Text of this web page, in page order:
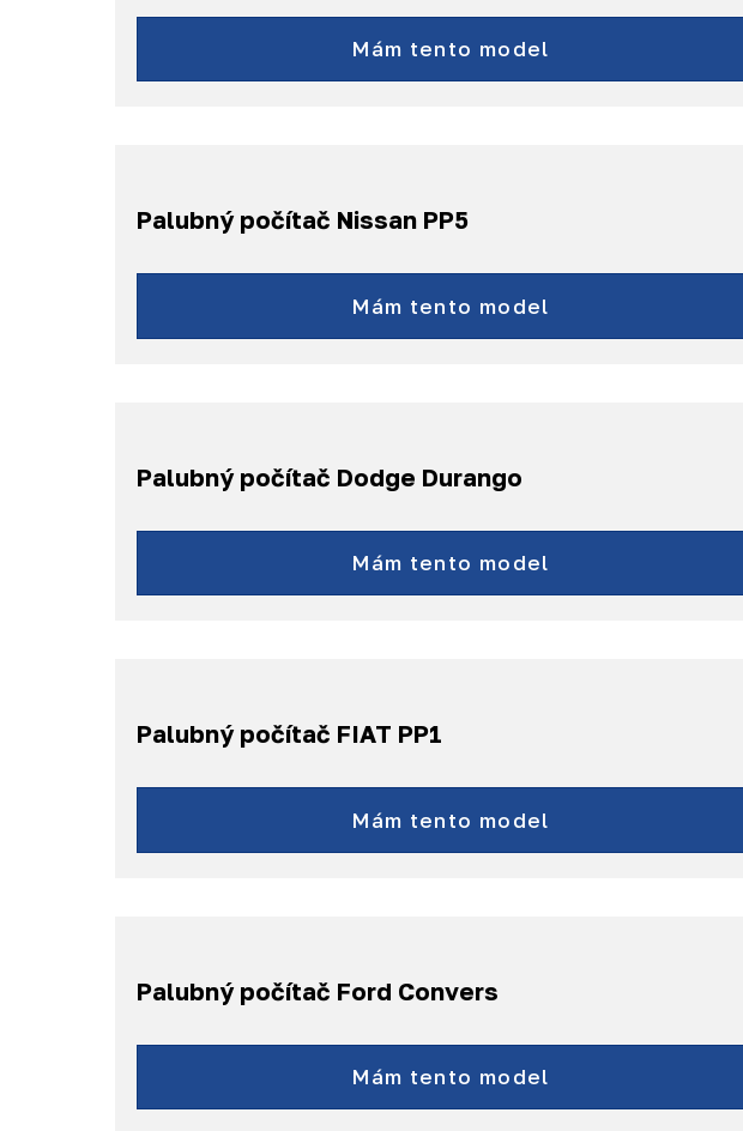
Boxer
a ďalšie...
Mám tento model
Palubný počítač Nissan PP5
Qashqai J10
X-Trail T31
a ďalšie...
Mám tento model
Palubný počítač Dodge Durango
Dodge Durango
Mám tento model
Palubný počítač FIAT PP1
Ducato
Dobló
Punto
Mám tento model
Palubný počítač Ford Convers
Mondeo
S-Max
Galaxy
Mám tento model